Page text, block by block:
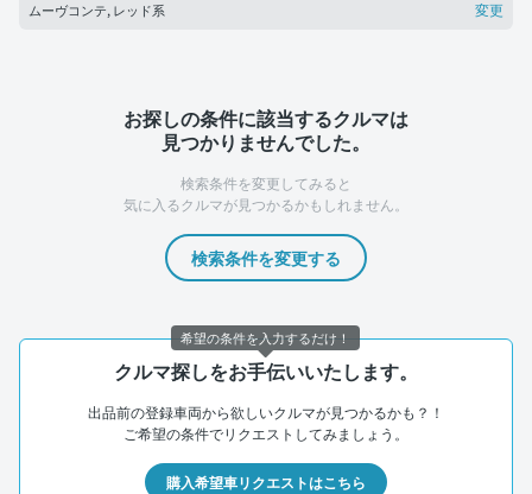
ムーヴコンテ, レッド系 変更
お探しの条件に該当するクルマは
見つかりませんでした。
検索条件を変更してみると
気に入るクルマが見つかるかもしれません。
検索条件を変更する
クルマ探しをお手伝いいたします。
出品前の登録車両から欲しいクルマが見つかるかも？！
ご希望の条件でリクエストしてみましょう。
購入希望車リクエストはこちら
希望の条件を入力するだけ！